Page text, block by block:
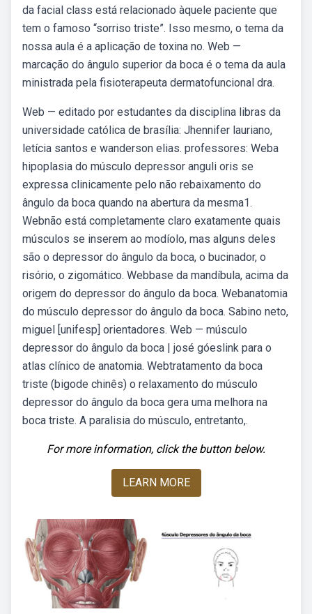
da facial class está relacionado àquele paciente que
tem o famoso “sorriso triste”. Isso mesmo, o tema da
nossa aula é a aplicação de toxina no. Web —
marcação do ângulo superior da boca é o tema da aula
ministrada pela fisioterapeuta dermatofuncional dra.
Web — editado por estudantes da disciplina libras da
universidade católica de brasília: Jhennifer lauriano,
letícia santos e wanderson elias. professores: Weba
hipoplasia do músculo depressor anguli oris se
expressa clinicamente pelo não rebaixamento do
ângulo da boca quando na abertura da mesma1.
Webnão está completamente claro exatamente quais
músculos se inserem ao modíolo, mas alguns deles
são o depressor do ângulo da boca, o bucinador, o
risório, o zigomático. Webbase da mandíbula, acima da
origem do depressor do ângulo da boca. Webanatomia
do músculo depressor do ângulo da boca. Sabino neto,
miguel [unifesp] orientadores. Web — músculo
depressor do ângulo da boca | josé góeslink para o
atlas clínico de anatomia. Webtratamento da boca
triste (bigode chinês) o relaxamento do músculo
depressor do ângulo da boca gera uma melhora na
boca triste. A paralisia do músculo, entretanto,.
For more information, click the button below.
LEARN MORE